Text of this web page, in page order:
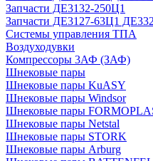
Запчасти ДЕ3132-250Ц1
Запчасти ДЕ3127-63Ц1
Системы управления ТПА
Воздуходувки
Компрессоры 3АФ (ЗАФ)
Шнековые пары
Шнековые пары KuASY
Шнековые пары Windsor
Шнековые пары
Шнековые пары Netstal
Шнековые пары STORK
Шнековые пары Arburg